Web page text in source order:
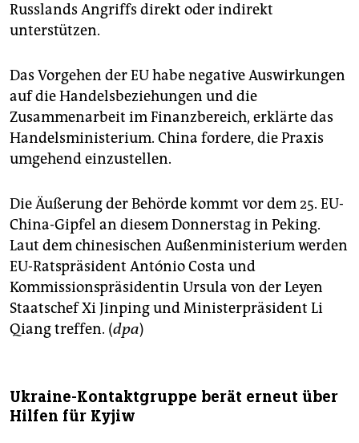
Russlands Angriffs direkt oder indirekt
unterstützen.
Das Vorgehen der EU habe negative Auswirkungen
auf die Handelsbeziehungen und die
Zusammenarbeit im Finanzbereich, erklärte das
Handelsministerium. China fordere, die Praxis
umgehend einzustellen.
Die Äußerung der Behörde kommt vor dem 25. EU-
China-Gipfel an diesem Donnerstag in Peking.
Laut dem chinesischen Außenministerium werden
EU-Ratspräsident António Costa und
Kommissionspräsidentin Ursula von der Leyen
Staatschef Xi Jinping und Ministerpräsident Li
Qiang treffen. (dpa)
Ukraine-Kontaktgruppe berät erneut über
Hilfen für Kyjiw